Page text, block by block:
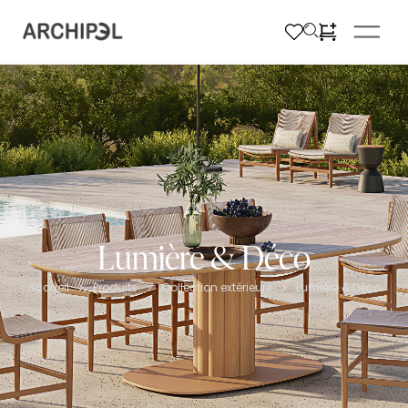
Lumière & Déco
Accueil > Produits > Collection extérieure > Lumière & Déco